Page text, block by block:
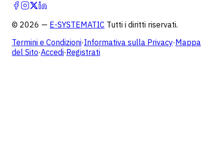
© 2026 — E-SYSTEMATIC Tutti i diritti riservati.
Termini e Condizioni·Informativa sulla Privacy·Mappa
del Sito·Accedi·Registrati